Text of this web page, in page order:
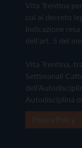
Vita Trentina
cui al decreto
Indicazione
dell'art. 5 del
Vita Trentina,
Settimanali
Autodisciplina